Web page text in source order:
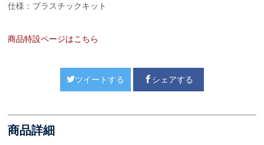
仕様：プラスチックキット
商品特設ページはこちら
ツイートする シェアする
商品詳細